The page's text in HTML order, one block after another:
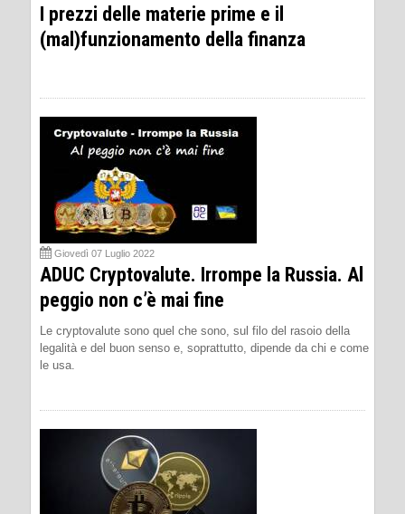
I prezzi delle materie prime e il
(mal)funzionamento della finanza
Giovedì 07 Luglio 2022
ADUC Cryptovalute. Irrompe la Russia. Al
peggio non c’è mai fine
Le cryptovalute sono quel che sono, sul filo del rasoio della
legalità e del buon senso e, soprattutto, dipende da chi e come
le usa.